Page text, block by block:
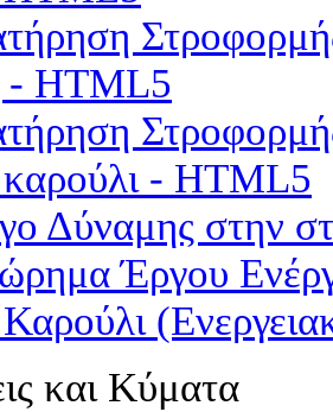
- HTML5
- HTML5
Δύναμης στην
Έργου
και Κύματα